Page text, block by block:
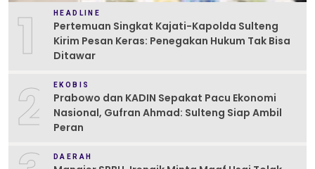
1 HEADLINE
Pertemuan Singkat Kajati-Kapolda Sulteng
Kirim Pesan Keras: Penegakan Hukum Tak Bisa
Ditawar
2 EKOBIS
Prabowo dan KADIN Sepakat Pacu Ekonomi
Nasional, Gufran Ahmad: Sulteng Siap Ambil
Peran
DAERAH